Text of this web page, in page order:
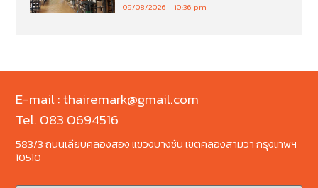
09/08/2026 10:36 pm
E-mail : thairemark@gmail.com
Tel. 083 0694516
583/3 ถนนเลียบคลองสอง แขวงบางชัน เขตคลองสามวา กรุงเทพฯ
10510